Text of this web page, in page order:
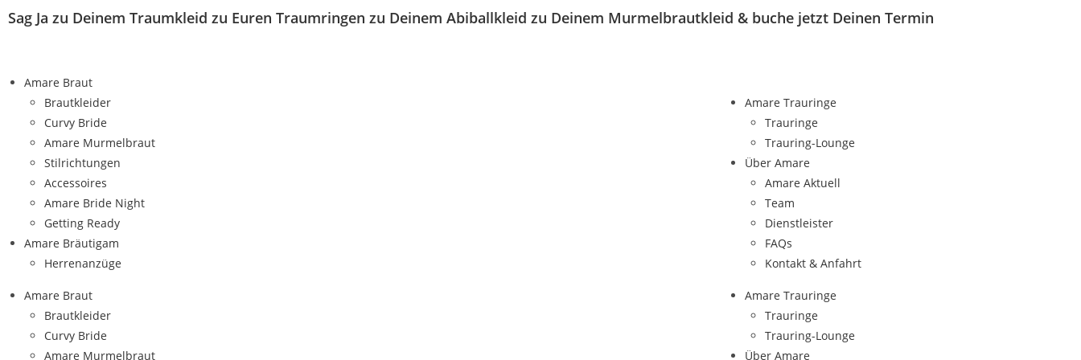
Sag Ja zu Deinem Traumkleid zu Euren Traumringen zu Deinem Abiballkleid zu Deinem Murmelbrautkleid & buche jetzt Deinen Termin
Amare Braut
Brautkleider
Curvy Bride
Amare Murmelbraut
Stilrichtungen
Accessoires
Amare Bride Night
Getting Ready
Amare Bräutigam
Herrenanzüge
Amare Braut
Brautkleider
Curvy Bride
Amare Murmelbraut
Amare Trauringe
Trauringe
Trauring-Lounge
Über Amare
Amare Aktuell
Team
Dienstleister
FAQs
Kontakt & Anfahrt
Amare Trauringe
Trauringe
Trauring-Lounge
Über Amare